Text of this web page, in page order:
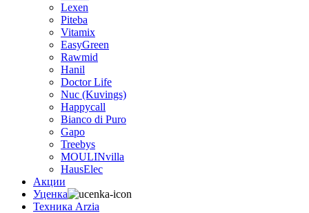
Lexen
Piteba
Vitamix
EasyGreen
Rawmid
Hanil
Doctor Life
Nuc (Kuvings)
Happycall
Bianco di Puro
Gapo
Treebys
MOULINvilla
HausElec
Акции
Уценка
Техника Arzia